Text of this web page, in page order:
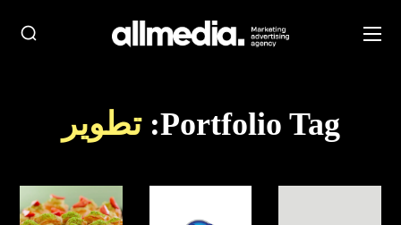
Portfolio Tag: تطوير